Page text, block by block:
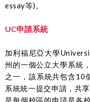
essay等)。
UC申請系統
加利福尼亞大學
州的一個公立大學系統
之一，該系統共包含10
系統統一提交申請，共